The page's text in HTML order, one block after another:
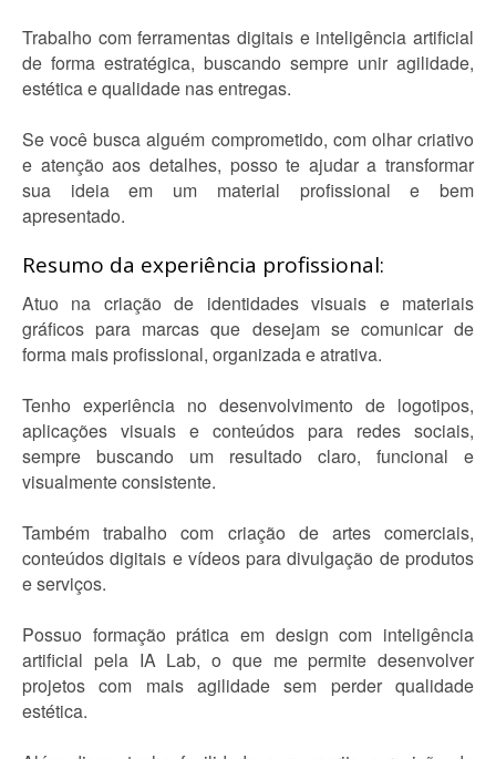
Trabalho com ferramentas digitais e inteligência artificial
de forma estratégica, buscando sempre unir agilidade,
estética e qualidade nas entregas.
Se você busca alguém comprometido, com olhar criativo
e atenção aos detalhes, posso te ajudar a transformar
sua ideia em um material profissional e bem
apresentado.
Resumo da experiência profissional:
Atuo na criação de identidades visuais e materiais
gráficos para marcas que desejam se comunicar de
forma mais profissional, organizada e atrativa.
Tenho experiência no desenvolvimento de logotipos,
aplicações visuais e conteúdos para redes sociais,
sempre buscando um resultado claro, funcional e
visualmente consistente.
Também trabalho com criação de artes comerciais,
conteúdos digitais e vídeos para divulgação de produtos
e serviços.
Possuo formação prática em design com inteligência
artificial pela IA Lab, o que me permite desenvolver
projetos com mais agilidade sem perder qualidade
estética.